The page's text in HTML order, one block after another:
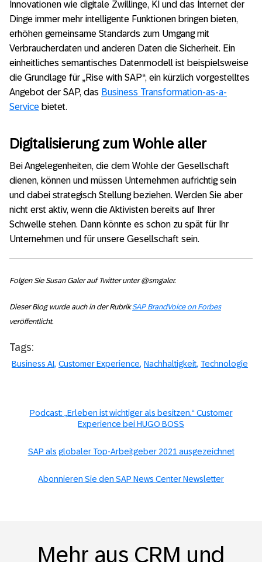
Innovationen wie digitale Zwillinge, KI und das Internet der
Dinge immer mehr intelligente Funktionen bringen bieten,
erhöhen gemeinsame Standards zum Umgang mit
Verbraucherdaten und anderen Daten die Sicherheit. Ein
einheitliches semantisches Datenmodell ist beispielsweise
die Grundlage für „Rise with SAP“, ein kürzlich vorgestelltes
Angebot der SAP, das Business Transformation-as-a-
Service bietet.
Digitalisierung zum Wohle aller
Bei Angelegenheiten, die dem Wohle der Gesellschaft
dienen, können und müssen Unternehmen aufrichtig sein
und dabei strategisch Stellung beziehen. Werden Sie aber
nicht erst aktiv, wenn die Aktivisten bereits auf Ihrer
Schwelle stehen. Dann könnte es schon zu spät für Ihr
Unternehmen und für unsere Gesellschaft sein.
Folgen Sie Susan Galer auf Twitter unter @smgaler.
Dieser Blog wurde auch in der RubrikSAP BrandVoice on Forbes
veröffentlicht.
Tags:
Business AI Customer Experience Nachhaltigkeit Technologie
Podcast: „Erleben ist wichtiger als besitzen.“ Customer
Experience bei HUGO BOSS
SAP als globaler Top-Arbeitgeber 2021 ausgezeichnet
Abonnieren Sie den SAP News Center Newsletter
Mehr aus CRM und